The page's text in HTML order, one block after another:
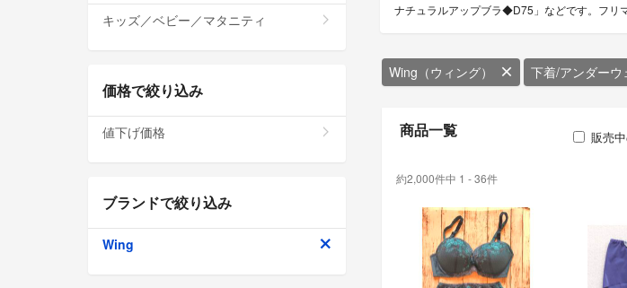
ナチュラルアップブラ◆D75」などです。フリ
Wing（ウィング） 下着/アンダーウ
商品一覧 販売
約2,000件中 1 - 36件
キッズ／ベビー／マタニティ
価格で絞り込み
値下げ価格
ブランドで絞り込み
Wing